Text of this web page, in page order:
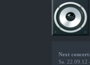
Next concert:
Sa. 22.09.12 -